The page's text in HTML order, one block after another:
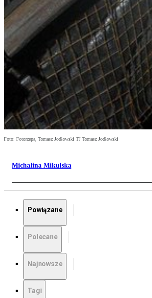
Foto: Fotorzepa, Tomasz Jodłowski TJ Tomasz Jodłowski
Michalina Mikulska
Powiązane
Polecane
Najnowsze
Tagi